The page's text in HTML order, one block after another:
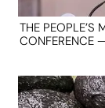
THE PEOPLE’S
CONFERENCE